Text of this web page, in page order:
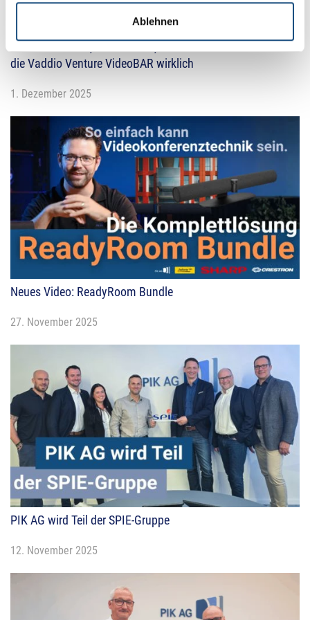
Ablehnen
die Vaddio Venture VideoBAR wirklich
1. Dezember 2025
Neues Video: ReadyRoom Bundle
27. November 2025
PIK AG wird Teil der SPIE-Gruppe
12. November 2025